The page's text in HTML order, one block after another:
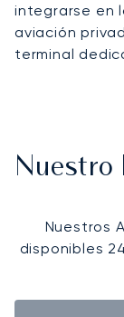
integrarse en
aviación
terminal
Nuestro
Nuestros
disponibles